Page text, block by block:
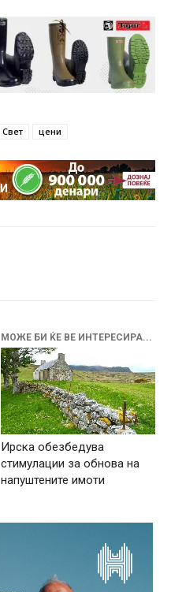
Свет цени
МОЖЕ БИ ЌЕ ВЕ ИНТЕРЕСИРА...
Ирска обезбедува
стимулации за обнова на
напуштените имоти